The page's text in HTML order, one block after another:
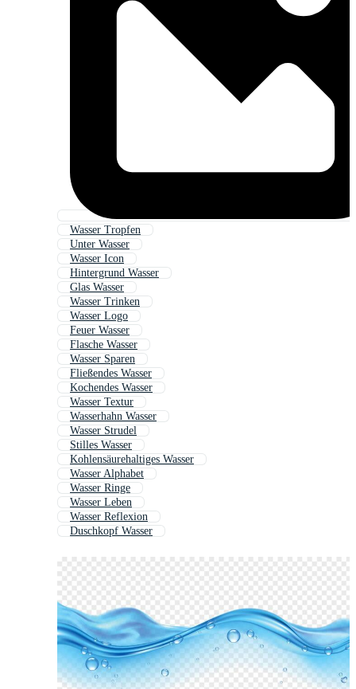
Wasser Tropfen
Unter Wasser
Wasser Icon
Hintergrund Wasser
Glas Wasser
Wasser Trinken
Wasser Logo
Feuer Wasser
Flasche Wasser
Wasser Sparen
Fließendes Wasser
Kochendes Wasser
Wasser Textur
Wasserhahn Wasser
Wasser Strudel
Stilles Wasser
Kohlensäurehaltiges Wasser
Wasser Alphabet
Wasser Ringe
Wasser Leben
Wasser Reflexion
Duschkopf Wasser